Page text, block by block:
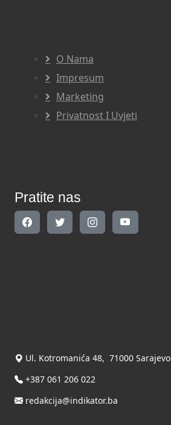
O Nama
Impresum
Marketing
Privatnost I Uvjeti
Pratite nas
Ul. Kotromanića 48, 71000 Sarajevo
+387 061 206 022
redakcija@indikator.ba